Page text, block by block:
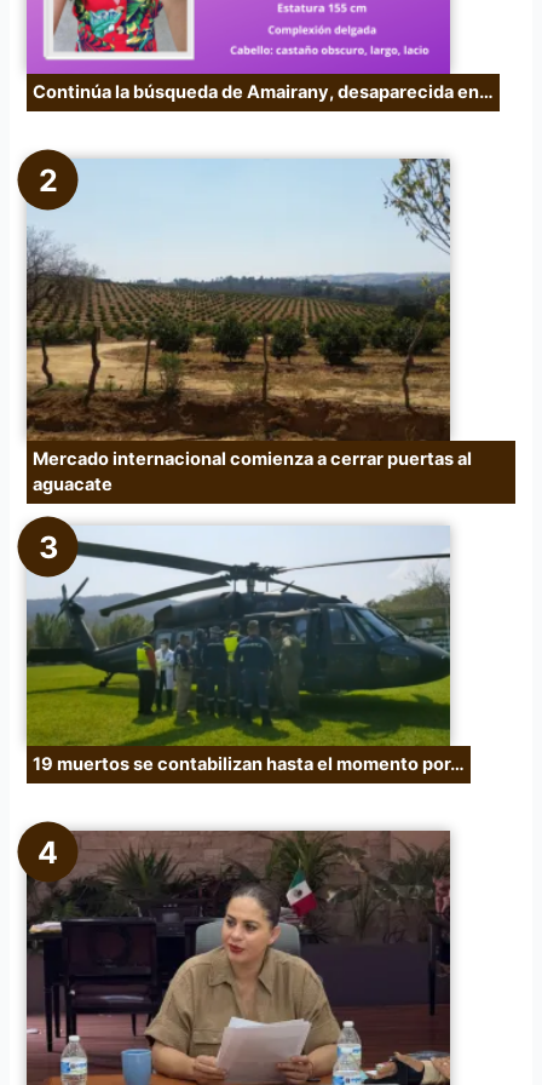
Continúa la búsqueda de Amairany, desaparecida en…
Mercado internacional comienza a cerrar puertas al
aguacate
19 muertos se contabilizan hasta el momento por…